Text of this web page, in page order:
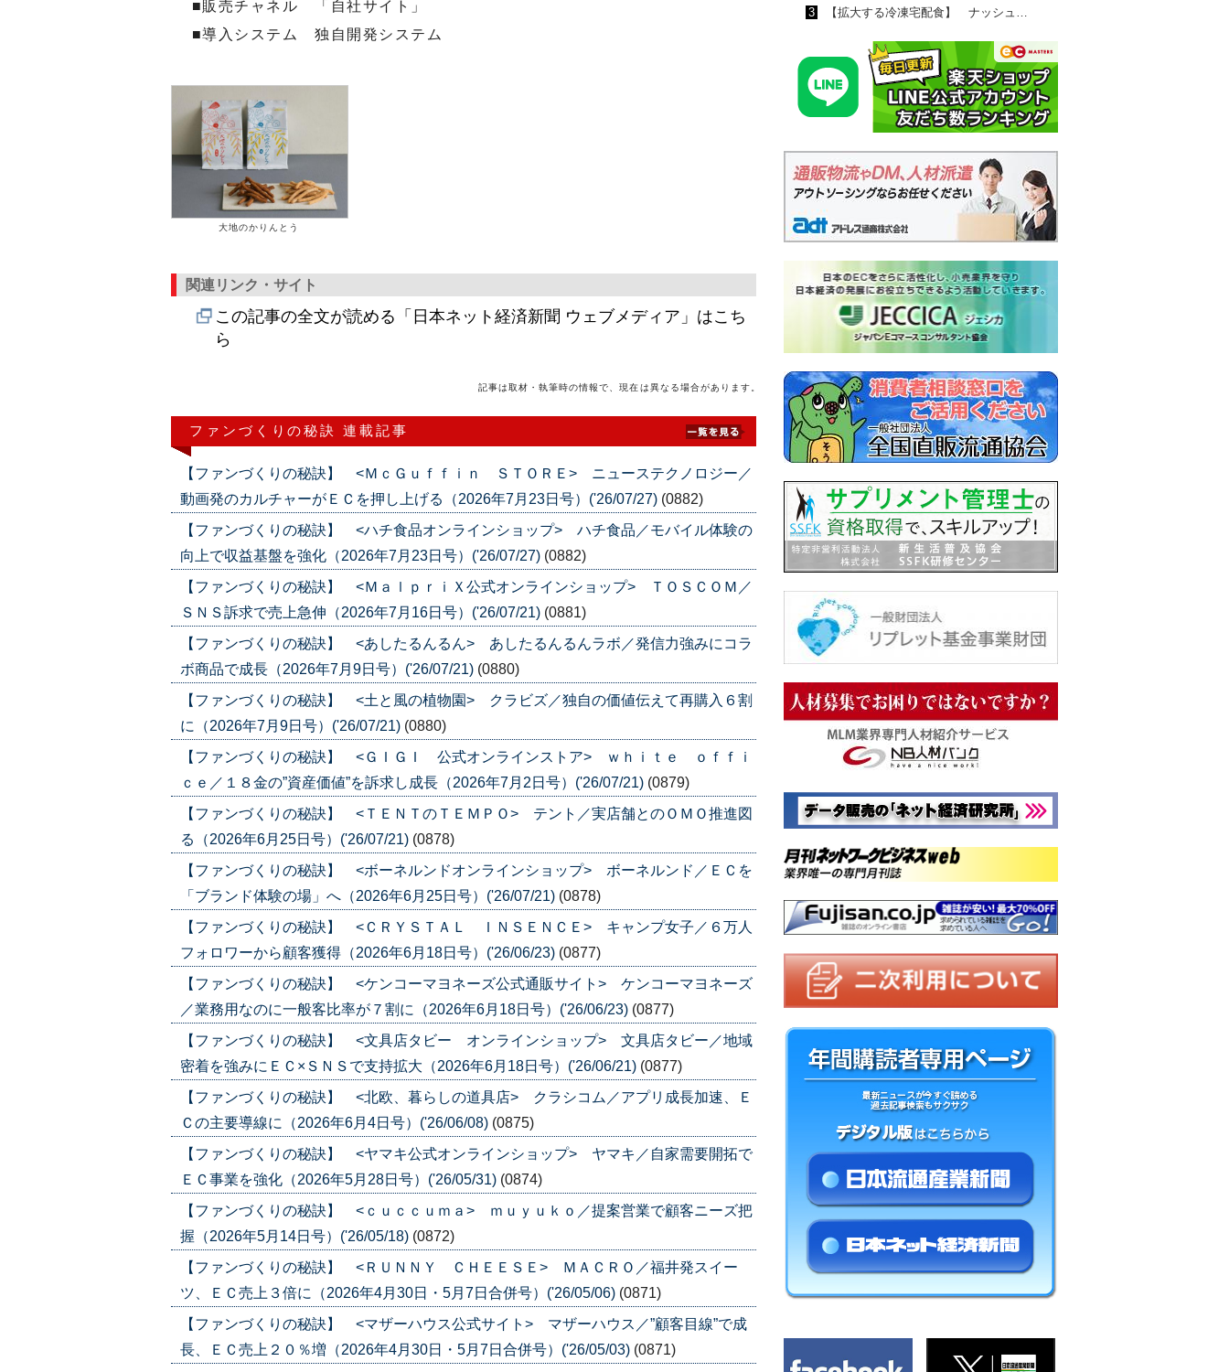
■販売チャネル 「自社サイト」
■導入システム 独自開発システム
大地のかりんとう
関連リンク・サイト
この記事の全文が読める「日本ネット経済新聞 ウェブメディア」はこち
ら
記事は取材・執筆時の情報で、現在は異なる場合があります。
ファンづくりの秘訣 連載記事
【ファンづくりの秘訣】 <ＭｃＧｕｆｆｉｎ ＳＴＯＲＥ> ニューステクノロジー／
動画発のカルチャーがＥＣを押し上げる（2026年7月23日号）('26/07/27) (0882)
【ファンづくりの秘訣】 <ハチ食品オンラインショップ> ハチ食品／モバイル体験の
向上で収益基盤を強化（2026年7月23日号）('26/07/27) (0882)
【ファンづくりの秘訣】 <ＭａｌｐｒｉＸ公式オンラインショップ> ＴＯＳＣＯＭ／
ＳＮＳ訴求で売上急伸（2026年7月16日号）('26/07/21) (0881)
【ファンづくりの秘訣】 <あしたるんるん> あしたるんるんラボ／発信力強みにコラ
ボ商品で成長（2026年7月9日号）('26/07/21) (0880)
【ファンづくりの秘訣】 <土と風の植物園> クラビズ／独自の価値伝えて再購入６割
に（2026年7月9日号）('26/07/21) (0880)
【ファンづくりの秘訣】 <ＧＩＧＩ 公式オンラインストア> ｗｈｉｔｅ ｏｆｆｉ
ｃｅ／１８金の”資産価値”を訴求し成長（2026年7月2日号）('26/07/21) (0879)
【ファンづくりの秘訣】 <ＴＥＮＴのＴＥＭＰＯ> テント／実店舗とのＯＭＯ推進図
る（2026年6月25日号）('26/07/21) (0878)
【ファンづくりの秘訣】 <ボーネルンドオンラインショップ> ボーネルンド／ＥＣを
「ブランド体験の場」へ（2026年6月25日号）('26/07/21) (0878)
【ファンづくりの秘訣】 <ＣＲＹＳＴＡＬ ＩＮＳＥＮＣＥ> キャンプ女子／６万人
フォロワーから顧客獲得（2026年6月18日号）('26/06/23) (0877)
【ファンづくりの秘訣】 <ケンコーマヨネーズ公式通販サイト> ケンコーマヨネーズ
／業務用なのに一般客比率が７割に（2026年6月18日号）('26/06/23) (0877)
【ファンづくりの秘訣】 <文具店タビー オンラインショップ> 文具店タビー／地域
密着を強みにＥＣ×ＳＮＳで支持拡大（2026年6月18日号）('26/06/21) (0877)
【ファンづくりの秘訣】 <北欧、暮らしの道具店> クラシコム／アプリ成長加速、Ｅ
Ｃの主要導線に（2026年6月4日号）('26/06/08) (0875)
【ファンづくりの秘訣】 <ヤマキ公式オンラインショップ> ヤマキ／自家需要開拓で
ＥＣ事業を強化（2026年5月28日号）('26/05/31) (0874)
【ファンづくりの秘訣】 <ｃｕｃｃｕｍａ> ｍｕｙｕｋｏ／提案営業で顧客ニーズ把
握（2026年5月14日号）('26/05/18) (0872)
【ファンづくりの秘訣】 <ＲＵＮＮＹ ＣＨＥＥＳＥ> ＭＡＣＲＯ／福井発スイー
ツ、ＥＣ売上３倍に（2026年4月30日・5月7日合併号）('26/05/06) (0871)
【ファンづくりの秘訣】 <マザーハウス公式サイト> マザーハウス／”顧客目線”で成
長、ＥＣ売上２０％増（2026年4月30日・5月7日合併号）('26/05/03) (0871)
3
【拡大する冷凍宅配食】 ナッシュ…